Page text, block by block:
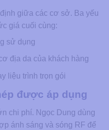
giữa các cơ sở. Ba yếu
giá cuối cùng:
sử dụng
địa da của khách hàng
liệu trình trọn gói
được áp dụng
chi phí. Ngọc Dung dùng
ánh sáng và sóng RF để